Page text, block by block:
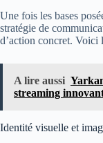
Une fois les bases
stratégie de
d’action concret. Voici
A lire aussi
streaming
Identité visuelle et